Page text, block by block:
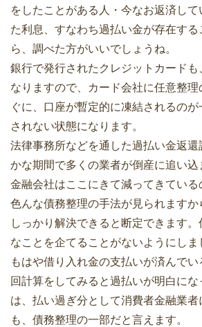
をしたことがある人・今なお返済し
た利息、すなわち過払い金が存在す
ら、調べた方がいいでしょうね。
銀行で発行されたクレジットカードも
なりますので、カード会社に任意整
ぐに、口座が暫定的に凍結されるの
されない状態になります。
法律事務所などを通した過払い金返
かな期間で多くの業者が倒産に追い
金融会社はここにきて減ってきている
色んな債務整理の手法が見られます
しっかり解決できると断定できます
なことを企てることがないようにしま
もはや借り入れ金の支払いが済んで
回計算をしてみると過払いが明白にな
は、払い過ぎ分として消費者金融業
も、債務整理の一部だと言えます。